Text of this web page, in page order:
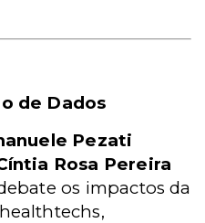
de Dados
Pezati
Rosa Pereira
os impactos da